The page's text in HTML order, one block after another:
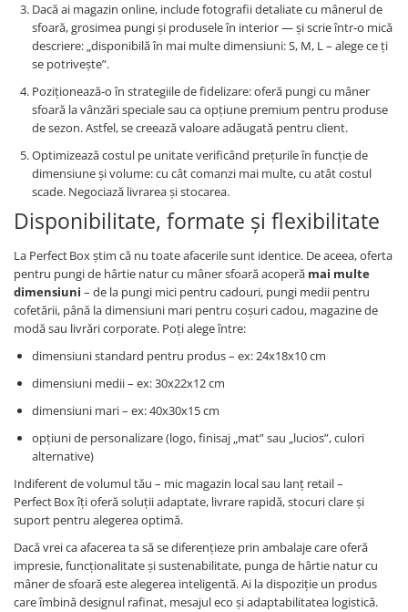
Dacă ai magazin online, include fotografii detaliate cu mânerul de
sfoară, grosimea pungi şi produsele în interior — şi scrie într‑o mică
descriere: „disponibilă în mai multe dimensiuni: S, M, L – alege ce ţi
se potriveşte”.
Poziţionează‑o în strategiile de fidelizare: oferă pungi cu mâner
sfoară la vânzări speciale sau ca opţiune premium pentru produse
de sezon. Astfel, se creează valoare adăugată pentru client.
Optimizează costul pe unitate verificând preţurile în funcţie de
dimensiune şi volume: cu cât comanzi mai multe, cu atât costul
scade. Negociază livrarea şi stocarea.
Disponibilitate, formate şi flexibilitate
La Perfect Box ştim că nu toate afacerile sunt identice. De aceea, oferta
pentru pungi de hârtie natur cu mâner sfoară acoperă mai multe
dimensiuni – de la pungi mici pentru cadouri, pungi medii pentru
cofetării, până la dimensiuni mari pentru coşuri cadou, magazine de
modă sau livrări corporate. Poţi alege între:
dimensiuni standard pentru produs – ex: 24x18x10 cm
dimensiuni medii – ex: 30x22x12 cm
dimensiuni mari – ex: 40x30x15 cm
opţiuni de personalizare (logo, finisaj „mat” sau „lucios”, culori
alternative)
Indiferent de volumul tău – mic magazin local sau lanţ retail –
Perfect Box îţi oferă soluţii adaptate, livrare rapidă, stocuri clare şi
suport pentru alegerea optimă.
Dacă vrei ca afacerea ta să se diferenţieze prin ambalaje care oferă
impresie, funcţionalitate şi sustenabilitate, punga de hârtie natur cu
mâner de sfoară este alegerea inteligentă. Ai la dispoziţie un produs
care îmbină designul rafinat, mesajul eco şi adaptabilitatea logistică.